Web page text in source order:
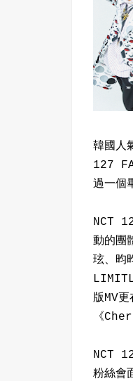
韓國人
127
過一個
NCT
動的團
玹、昀
版MV
《
NCT
粉絲會